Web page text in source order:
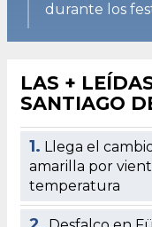
durante los
LAS +
SANTIAGO
1. Llega el
amarilla por
temperatura